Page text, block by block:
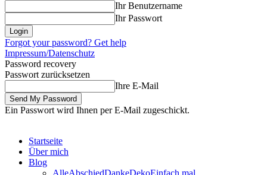
Ihr Benutzername
Ihr Passwort
Forgot your password? Get help
Impressum/Datenschutz
Password recovery
Passwort zurücksetzen
Ihre E-Mail
Ein Passwort wird Ihnen per E-Mail zugeschickt.
Startseite
Über mich
Blog
AlleAbschiedDankeDekoEinfach mal